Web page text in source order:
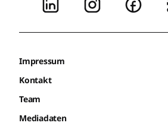
Impressum
Kontakt
Team
Mediadaten